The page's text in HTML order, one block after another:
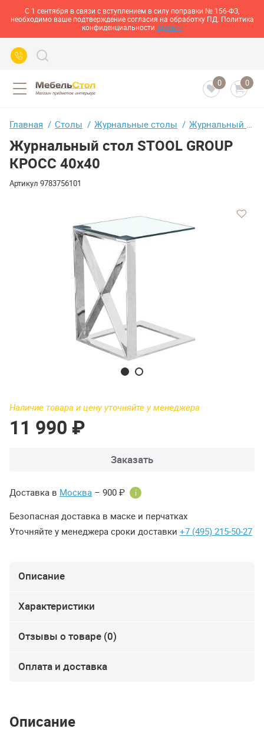
С 1 сентября в связи с вступлением в силу поправки № 156-ФЗ,
необходимо ваше подтверждение согласия на обработку ПД. Политика
конфиденциальности здесь>>
0 0
Главная Столы Журнальные столы Журнальный стол STOOL GROUP КРОСС 40х40
Журнальный стол STOOL GROUP
КРОСС 40х40
Артикул 9783756101
Наличие товара и цену уточняйте у менеджера
11 990 ₽
Заказать
Доставка в Москва – 900 ₽ i
Безопасная доставка в маске и перчатках
Уточняйте у менеджера сроки доставки +7 (495) 215-50-27
Описание
Характеристики
Отзывы о товаре (0)
Оплата и доставка
Описание